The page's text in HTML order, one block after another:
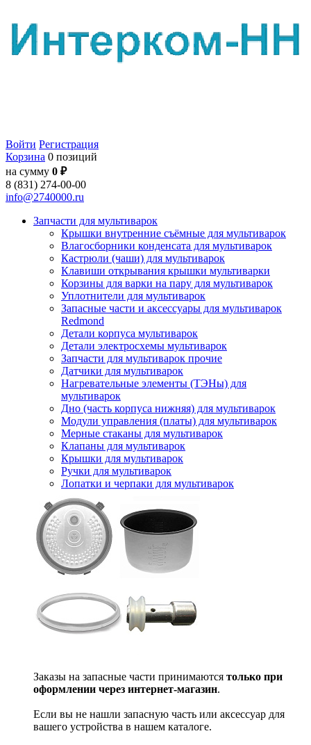
Войти Регистрация
Корзина 0 позиций
на сумму 0 ₽
8 (831) 274-00-00
info@2740000.ru
Запчасти для мультиварок
Крышки внутренние съёмные для мультиварок
Влагосборники конденсата для мультиварок
Кастрюли (чаши) для мультиварок
Клавиши открывания крышки мультиварки
Корзины для варки на пару для мультиварок
Уплотнители для мультиварок
Запасные части и аксессуары для мультиварок
Redmond
Детали корпуса мультиварок
Детали электросхемы мультиварок
Запчасти для мультиварок прочие
Датчики для мультиварок
Нагревательные элементы (ТЭНы) для
мультиварок
Дно (часть корпуса нижняя) для мультиварок
Модули управления (платы) для мультиварок
Мерные стаканы для мультиварок
Клапаны для мультиварок
Крышки для мультиварок
Ручки для мультиварок
Лопатки и черпаки для мультиварок
Заказы на запасные части принимаются только при
оформлении через интернет-магазин.
Если вы не нашли запасную часть или аксессуар для
вашего устройства в нашем каталоге.